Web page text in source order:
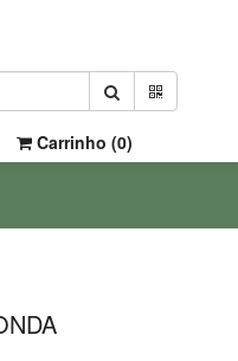
Carrinho (0)